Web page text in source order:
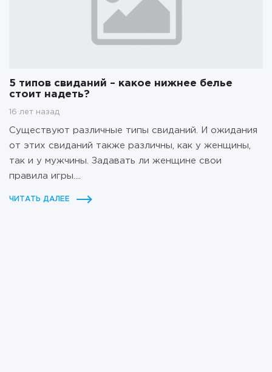
5 типов свиданий – какое нижнее белье
стоит надеть?
16 лет назад
Существуют различные типы свиданий. И ожидания
от этих свиданий также различны, как у женщины,
так и у мужчины. Задавать ли женщине свои
правила игры....
ЧИТАТЬ ДАЛЕЕ